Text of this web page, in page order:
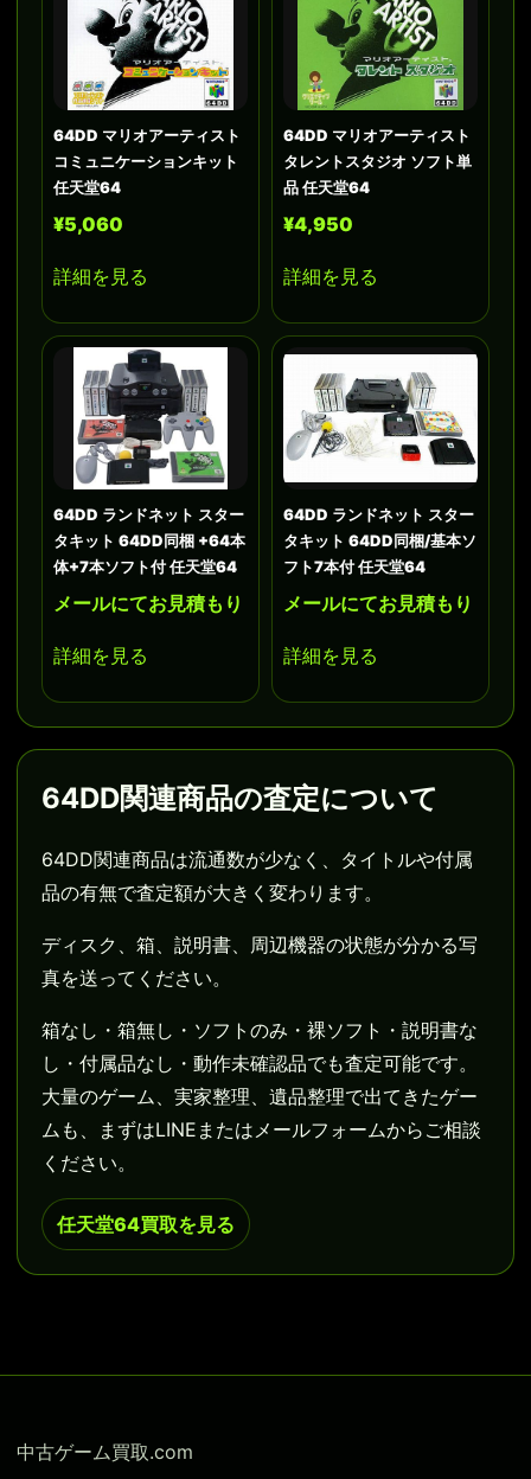
64DD マリオアーティスト
コミュニケーションキット
任天堂64
¥5,060
詳細を見る
64DD マリオアーティスト
タレントスタジオ ソフト単
品 任天堂64
¥4,950
詳細を見る
64DD ランドネット スター
タキット 64DD同梱 +64本
体+7本ソフト付 任天堂64
メールにてお見積もり
詳細を見る
64DD ランドネット スター
タキット 64DD同梱/基本ソ
フト7本付 任天堂64
メールにてお見積もり
詳細を見る
64DD関連商品の査定について
64DD関連商品は流通数が少なく、タイトルや付属
品の有無で査定額が大きく変わります。
ディスク、箱、説明書、周辺機器の状態が分かる写
真を送ってください。
箱なし・箱無し・ソフトのみ・裸ソフト・説明書な
し・付属品なし・動作未確認品でも査定可能です。
大量のゲーム、実家整理、遺品整理で出てきたゲー
ムも、まずはLINEまたはメールフォームからご相談
ください。
任天堂64買取を見る
中古ゲーム買取.com